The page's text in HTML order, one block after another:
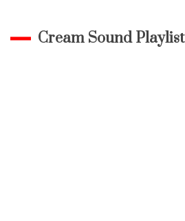
Cream Sound Playlist